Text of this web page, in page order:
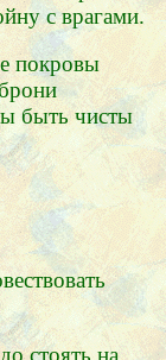
с врагами.
покровы
быть чисты
стоять на